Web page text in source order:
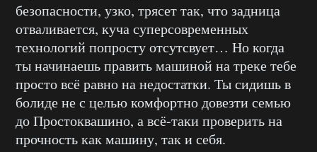
безопасности, узко, трясет так, что задница
отваливается, куча суперсовременных
технологий попросту отсутсвует… Но когда
ты начинаешь править машиной на треке тебе
просто всё равно на недостатки. Ты сидишь в
болиде не с целью комфортно довезти семью
до Простоквашино, а всё-таки проверить на
прочность как машину, так и себя.